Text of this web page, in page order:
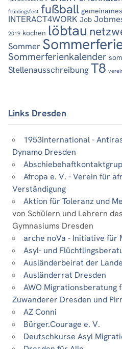
frühlingsfest fußball
INTERACT4WORK Job
2019 kochen löbtau
Sommer
Sommerferienkalender
Stellenausschreibung T8
Links Dresden
1953international -
Dynamo Dresden
Afropa e. V. - Verein für
Verständigung
Aktion für Toleranz und
von Schülern und Lehrern
Gymnasiums Dresden
arche noVa - Initiative für
Asyl- und
Ausländerbeirat der
Ausländerrat Dresden
AWO Migrationsberatung
Zuwanderer Dresden und
AZ Conni
Bürger.Courage e. V.
Deutschkurse Asyl